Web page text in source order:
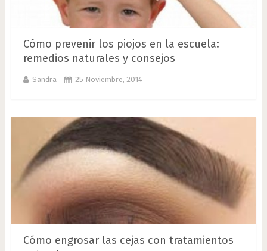
Cómo prevenir los piojos en la escuela:
remedios naturales y consejos
Sandra 25 Noviembre, 2014
Cómo engrosar las cejas con tratamientos